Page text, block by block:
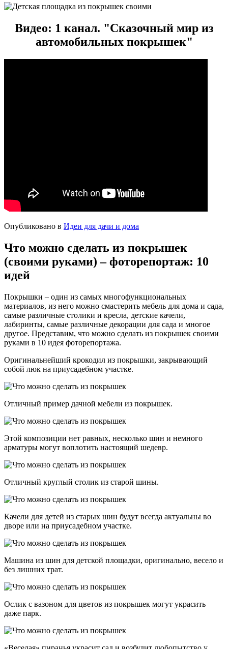
Видео: 1 канал. "Сказочный мир из
автомобильных покрышек"
Опубликовано в Идеи для дачи и дома
Что можно сделать из покрышек
(своими руками) – фоторепортаж: 10
идей
Покрышки – один из самых многофункциональных
материалов, из него можно смастерить мебель для дома и сада,
самые различные столики и кресла, детские качели,
лабиринты, самые различные декорации для сада и многое
другое. Представим, что можно сделать из покрышек своими
руками в 10 идея фоторепортажа.
Оригинальнейший крокодил из покрышки, закрывающий
собой люк на приусадебном участке.
Отличный пример дачной мебели из покрышек.
Этой композиции нет равных, несколько шин и немного
арматуры могут воплотить настоящий шедевр.
Отличный круглый столик из старой шины.
Качели для детей из старых шин будут всегда актуальны во
дворе или на приусадебном участке.
Машина из шин для детской площадки, оригинально, весело и
без лишних трат.
Ослик с вазоном для цветов из покрышек могут украсить
даже парк.